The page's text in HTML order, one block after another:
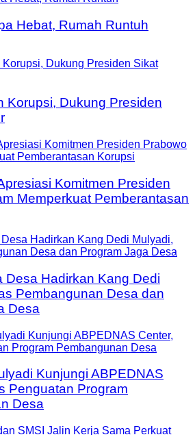
Hebat, Rumah Runtuh
Korupsi, Dukung Presiden
Komitmen Presiden
Memperkuat Pemberantasan
Desa Hadirkan Kang Dedi
Pembangunan Desa dan
Desa
Kunjungi ABPEDNAS
Penguatan Program
Desa